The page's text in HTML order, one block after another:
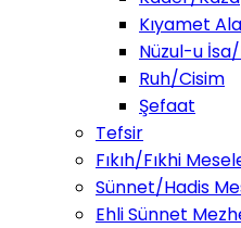
Kıyamet
Nüzul-u
Ruh/Cisim
Şefaat
Tefsir
Fıkıh/Fıkhi
Sünnet/Hadis
Ehli Sünnet